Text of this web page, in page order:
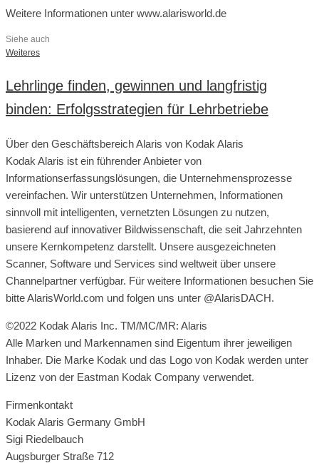
Weitere Informationen unter www.alarisworld.de
Siehe auch
Weiteres
Lehrlinge finden, gewinnen und langfristig
binden: Erfolgsstrategien für Lehrbetriebe
Über den Geschäftsbereich Alaris von Kodak Alaris
Kodak Alaris ist ein führender Anbieter von
Informationserfassungslösungen, die Unternehmensprozesse
vereinfachen. Wir unterstützen Unternehmen, Informationen
sinnvoll mit intelligenten, vernetzten Lösungen zu nutzen,
basierend auf innovativer Bildwissenschaft, die seit Jahrzehnten
unsere Kernkompetenz darstellt. Unsere ausgezeichneten
Scanner, Software und Services sind weltweit über unsere
Channelpartner verfügbar. Für weitere Informationen besuchen Sie
bitte AlarisWorld.com und folgen uns unter @AlarisDACH.
©2022 Kodak Alaris Inc. TM/MC/MR: Alaris
Alle Marken und Markennamen sind Eigentum ihrer jeweiligen
Inhaber. Die Marke Kodak und das Logo von Kodak werden unter
Lizenz von der Eastman Kodak Company verwendet.
Firmenkontakt
Kodak Alaris Germany GmbH
Sigi Riedelbauch
Augsburger Straße 712